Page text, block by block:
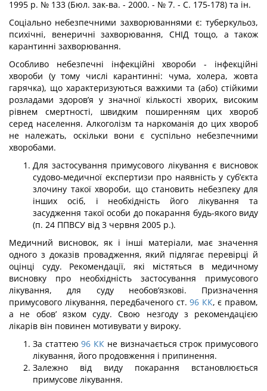
1995 р. № 133 (Бюл. зак-ва. - 2000. - № 7. - С. 175-178) та ін.
Соціально небезпечними захворюваннями є: туберкульоз,
психічні, венеричні за­хворювання, СНІД тощо, а також
карантинні захворювання.
Особливо небезпечні інфекційні хвороби - інфекційні
хвороби (у тому числі каран­тинні: чума, холера, жовта
гарячка), що характеризуються важкими та (або) стійкими
розладами здоров’я у значної кількості хворих, високим
рівнем смертності, швидким поширенням цих хвороб
серед населення. Алкоголізм та наркоманія до цих хвороб
не належать, оскільки вони є суспільно небезпечними
хворобами.
Для застосування примусового лікування є висновок
судово-медичної експер­тизи про наявність у суб’єкта
злочину такої хвороби, що становить небезпеку для
інших осіб, і необхідність його лікування та
засудження такої особи до покарання будь-якого виду
(п. 24 ППВСУ від 3 червня 2005 р.).
Медичний висновок, як і інші матеріали, має значення
одного з доказів проваджен­ня, який підлягає перевірці й
оцінці суду. Рекомендації, які містяться в медичному
висновку про необхідність застосування примусового
лікування, для суду необов’язкові. Призначення
примусового лікування, передбаченого ст. 96 КК, є правом,
а не обов’ язком суду. Свою незгоду з рекомендацією
лікарів він повинен мотивувати у вироку.
За статтею 96 КК не визначається строк примусового
лікування, його продов­ження і припинення.
Залежно від виду покарання встановлюється
примусове лікування.